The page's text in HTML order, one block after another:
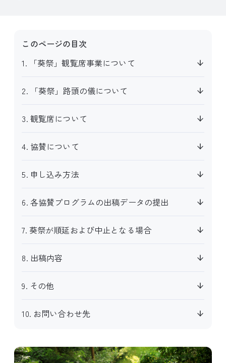
このページの目次
1. 「葵祭」観覧席事業について
2. 「葵祭」路頭の儀について
3. 観覧席について
4. 協賛について
5. 申し込み方法
6. 各協賛プログラムの出稿データの提出
7. 葵祭が順延および中止となる場合
8. 出稿内容
9. その他
10. お問い合わせ先